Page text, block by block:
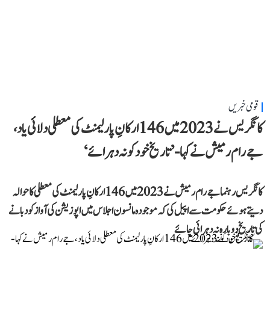
قومی خبریں
کانگریس نے 2023 میں 146 ارکانِ پارلیمنٹ کی معطلی دلائی یاد،
جے رام رمیش نے کہا- ’تاریخ خود کو نہ دہرائے‘
کانگریس رہنما جے رام رمیش نے 2023 میں 146 ارکانِ پارلیمنٹ کی معطلی کا حوالہ
دیتے ہوئے حکومت سے اپیل کی کہ موجودہ مانسون اجلاس میں اپوزیشن کی آواز کو دبانے
کی تاریخ دوبارہ نہ دہرائی جائے